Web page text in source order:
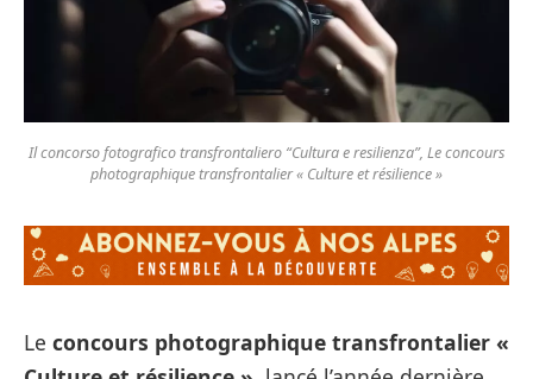
Il concorso fotografico transfrontaliero “Cultura e resilienza”, Le concours
photographique transfrontalier « Culture et résilience »
Le concours photographique transfrontalier «